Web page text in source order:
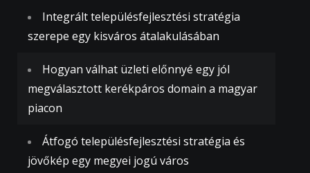
Integrált településfejlesztési stratégia
szerepe egy kisváros átalakulásában
Hogyan válhat üzleti előnnyé egy jól
megválasztott kerékpáros domain a magyar
piacon
Átfogó településfejlesztési stratégia és
jövőkép egy megyei jogú város